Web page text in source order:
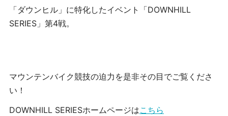
「ダウンヒル」に特化したイベント「DOWNHILL
SERIES」第4戦。
マウンテンバイク競技の迫力を是非その目でご覧くださ
い！
DOWNHILL SERIESホームページはこちら